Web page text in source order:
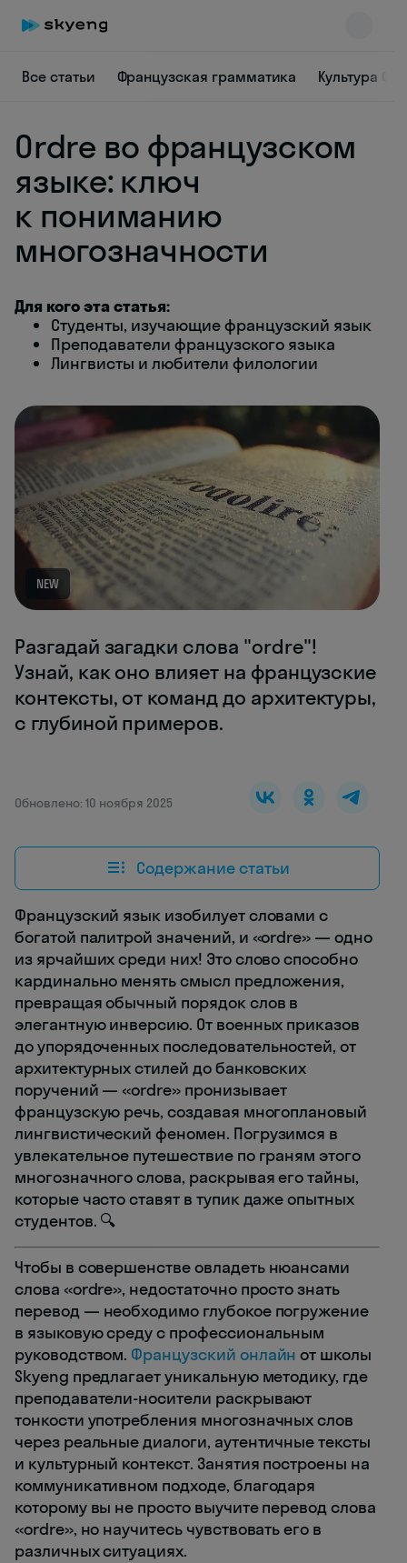
Все статьи Французская грамматика Культура
Ordre во французском
языке: ключ
к пониманию
многозначности
Для кого эта статья:
Студенты, изучающие французский язык
Преподаватели французского языка
Лингвисты и любители филологии
NEW
Разгадай загадки слова "ordre"!
Узнай, как оно влияет на французские
контексты, от команд до архитектуры,
с глубиной примеров.
Обновлено: 10 ноября 2025
Содержание статьи
Французский язык изобилует словами с
богатой палитрой значений, и «ordre» — одно
из ярчайших среди них! Это слово способно
кардинально менять смысл предложения,
превращая обычный порядок слов в
элегантную инверсию. От военных приказов
до упорядоченных последовательностей, от
архитектурных стилей до банковских
поручений — «ordre» пронизывает
французскую речь, создавая многоплановый
лингвистический феномен. Погрузимся в
увлекательное путешествие по граням этого
многозначного слова, раскрывая его тайны,
которые часто ставят в тупик даже опытных
студентов. 🔍
Чтобы в совершенстве овладеть нюансами
слова «ordre», недостаточно просто знать
перевод — необходимо глубокое погружение
в языковую среду с профессиональным
руководством. Французский онлайн от школы
Skyeng предлагает уникальную методику, где
преподаватели-носители раскрывают
тонкости употребления многозначных слов
через реальные диалоги, аутентичные тексты
и культурный контекст. Занятия построены на
коммуникативном подходе, благодаря
которому вы не просто выучите перевод слова
«ordre», но научитесь чувствовать его в
различных ситуациях.
online